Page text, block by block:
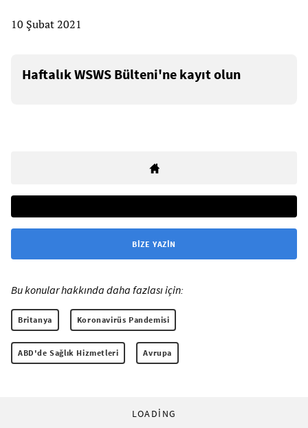
10 Şubat 2021
Haftalık WSWS Bülteni'ne kayıt olun
BIZE YAZIN
Bu konular hakkında daha fazlası için:
Britanya Koronavirüs Pandemisi
ABD'de Sağlık Hizmetleri Avrupa
LOADING